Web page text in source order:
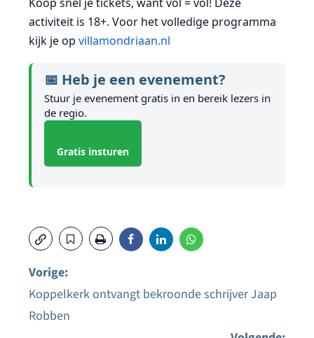
activiteit is 18+. Voor het volledige programma
kijk je op villamondriaan.nl
📅 Heb je een evenement?
Stuur je evenement gratis in en bereik lezers in
de regio.
Gratis insturen
Bericht
Vorige:
Koppelkerk ontvangt bekroonde schrijver Jaap
Robben